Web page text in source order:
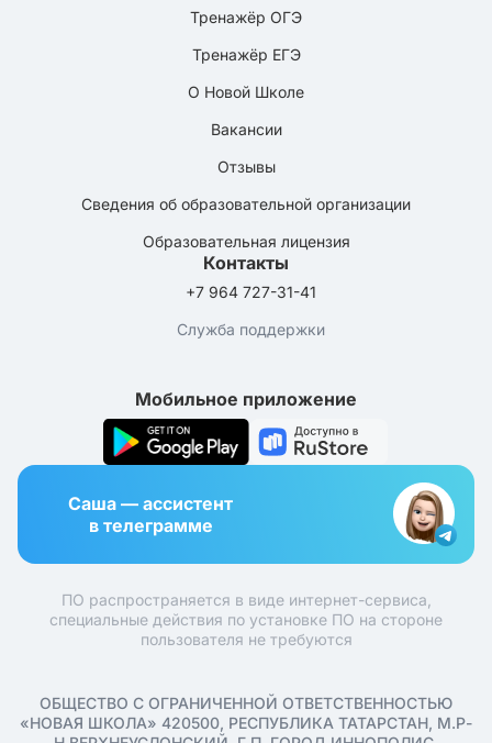
Тренажёр ОГЭ
Тренажёр ЕГЭ
О Новой Школе
Вакансии
Отзывы
Сведения об образовательной организации
Образовательная лицензия
Контакты
+7 964 727-31-41
Служба поддержки
Мобильное приложение
Саша — ассистент
в телеграмме
ПО распространяется в виде интернет-сервиса,
специальные действия по установке ПО на стороне
пользователя не требуются
ОБЩЕСТВО С ОГРАНИЧЕННОЙ ОТВЕТСТВЕННОСТЬЮ
«НОВАЯ ШКОЛА» 420500, РЕСПУБЛИКА ТАТАРСТАН, М.Р-